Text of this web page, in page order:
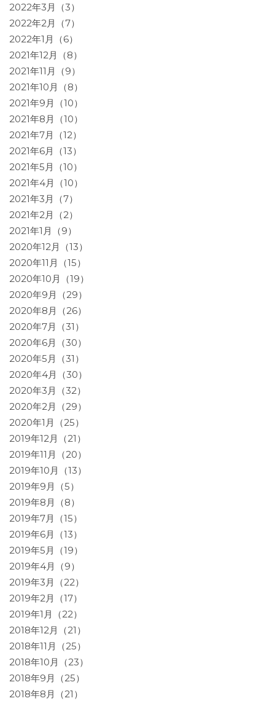
2022年3月（3）
2022年2月（7）
2022年1月（6）
2021年12月（8）
2021年11月（9）
2021年10月（8）
2021年9月（10）
2021年8月（10）
2021年7月（12）
2021年6月（13）
2021年5月（10）
2021年4月（10）
2021年3月（7）
2021年2月（2）
2021年1月（9）
2020年12月（13）
2020年11月（15）
2020年10月（19）
2020年9月（29）
2020年8月（26）
2020年7月（31）
2020年6月（30）
2020年5月（31）
2020年4月（30）
2020年3月（32）
2020年2月（29）
2020年1月（25）
2019年12月（21）
2019年11月（20）
2019年10月（13）
2019年9月（5）
2019年8月（8）
2019年7月（15）
2019年6月（13）
2019年5月（19）
2019年4月（9）
2019年3月（22）
2019年2月（17）
2019年1月（22）
2018年12月（21）
2018年11月（25）
2018年10月（23）
2018年9月（25）
2018年8月（21）